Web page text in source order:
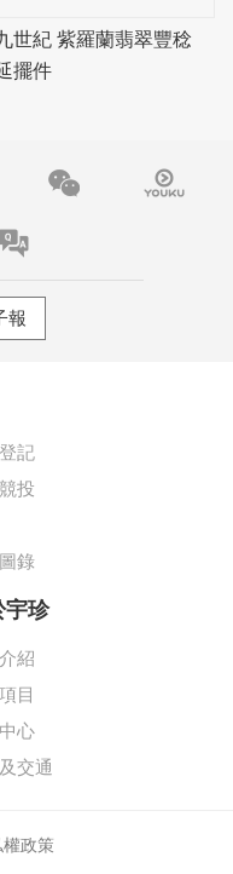
世紀 紫羅蘭翡翠豐稔
擺件
報
記
投
錄
宇珍
紹
目
心
交通
權政策